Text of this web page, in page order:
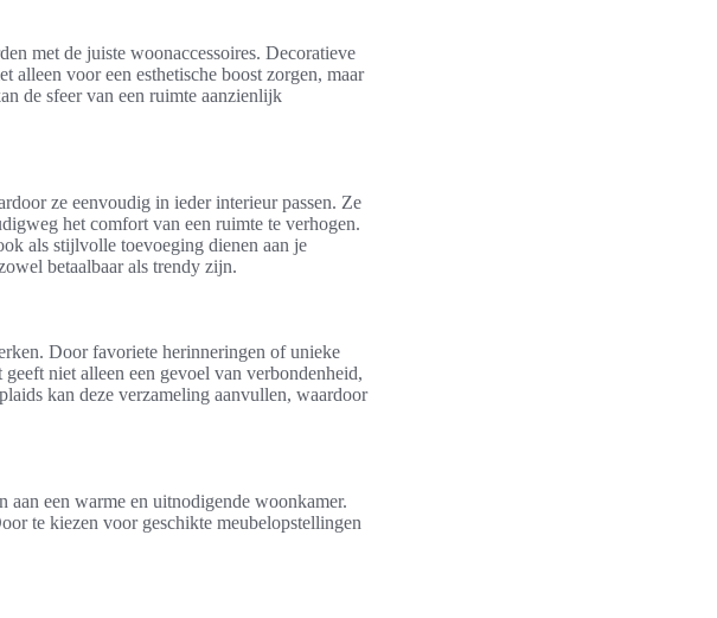
met de juiste woonaccessoires. Decoratieve
alleen voor een esthetische boost zorgen, maar
de sfeer van een ruimte aanzienlijk
ze eenvoudig in ieder interieur passen. Ze
het comfort van een ruimte te verhogen.
als stijlvolle toevoeging dienen aan je
betaalbaar als trendy zijn.
Door favoriete herinneringen of unieke
niet alleen een gevoel van verbondenheid,
kan deze verzameling aanvullen, waardoor
een warme en uitnodigende woonkamer.
te kiezen voor geschikte meubelopstellingen